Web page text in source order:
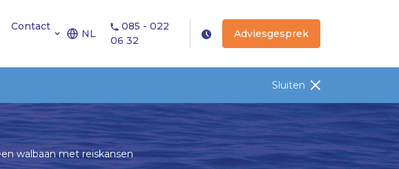
Contact
NL
085 - 022
06 32
Adviesgesprek
Sluiten
walbaan met reiskansen